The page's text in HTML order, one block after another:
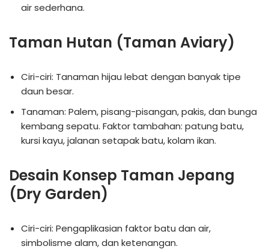
air sederhana.
Taman Hutan (Taman Aviary)
Ciri-ciri: Tanaman hijau lebat dengan banyak tipe
daun besar.
Tanaman: Palem, pisang-pisangan, pakis, dan bunga
kembang sepatu. Faktor tambahan: patung batu,
kursi kayu, jalanan setapak batu, kolam ikan.
Desain Konsep Taman Jepang
(Dry Garden)
Ciri-ciri: Pengaplikasian faktor batu dan air,
simbolisme alam, dan ketenangan.